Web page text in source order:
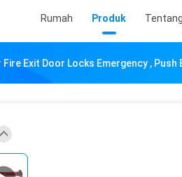
Rumah Produk
Exit Door Locks Emergency , Push